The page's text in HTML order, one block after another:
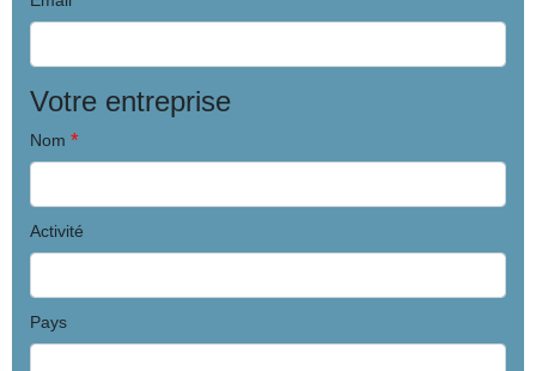
Votre entreprise
Nom *
Activité
Pays